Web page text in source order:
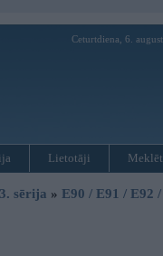
Ceturtdiena, 6.
Lietotāji
sērija » E90 / E91 / E92